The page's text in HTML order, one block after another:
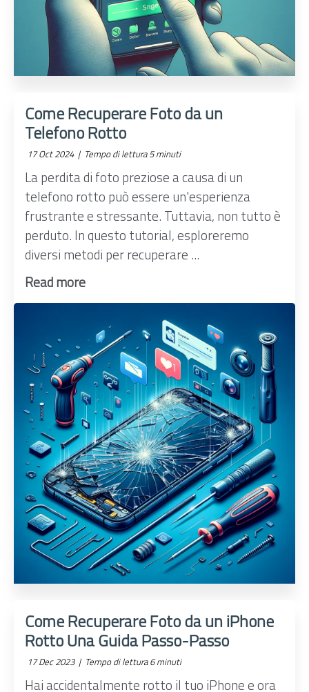
Come Recuperare Foto da un
Telefono Rotto
17 Oct 2024 | Tempo di lettura 5 minuti
La perdita di foto preziose a causa di un
telefono rotto può essere un'esperienza
frustrante e stressante. Tuttavia, non tutto è
perduto. In questo tutorial, esploreremo
diversi metodi per recuperare ...
Read more
Come Recuperare Foto da un iPhone
Rotto Una Guida Passo-Passo
17 Dec 2023 | Tempo di lettura 6 minuti
Hai accidentalmente rotto il tuo iPhone e ora